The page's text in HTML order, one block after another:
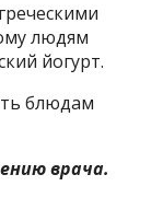
людям
йогурт.
блюдам
врача.